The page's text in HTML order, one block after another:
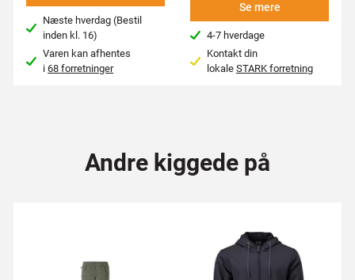
Næste hverdag (Bestil
inden kl. 16)
Varen kan afhentes
i68 forretninger
Se mere
4-7 hverdage
Kontakt din
lokale STARK forretning
Andre kiggede på